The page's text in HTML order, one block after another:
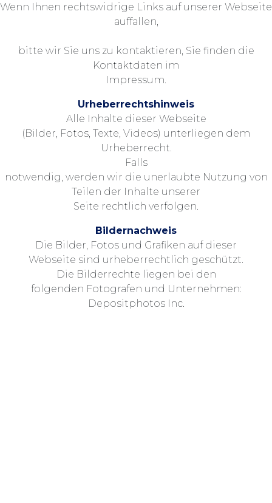
Wenn Ihnen rechtswidrige Links auf unserer Webseite
auffallen,
bitte wir Sie uns zu kontaktieren, Sie finden die
Kontaktdaten im
Impressum.
Urheberrechtshinweis
Alle Inhalte dieser Webseite
(Bilder, Fotos, Texte, Videos) unterliegen dem
Urheberrecht.
Falls
notwendig, werden wir die unerlaubte Nutzung von
Teilen der Inhalte unserer
Seite rechtlich verfolgen.
Bildernachweis
Die Bilder, Fotos und Grafiken auf dieser
Webseite sind urheberrechtlich geschützt.
Die Bilderrechte liegen bei den
folgenden Fotografen und Unternehmen:
Depositphotos Inc.